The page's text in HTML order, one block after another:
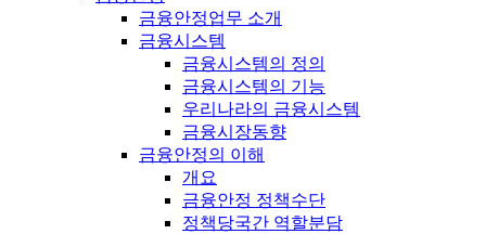
금융안정업무 소개
금융시스템
금융시스템의 정의
금융시스템의 기능
우리나라의 금융시스템
금융시장동향
금융안정의 이해
개요
금융안정 정책수단
정책당국간 역할분담